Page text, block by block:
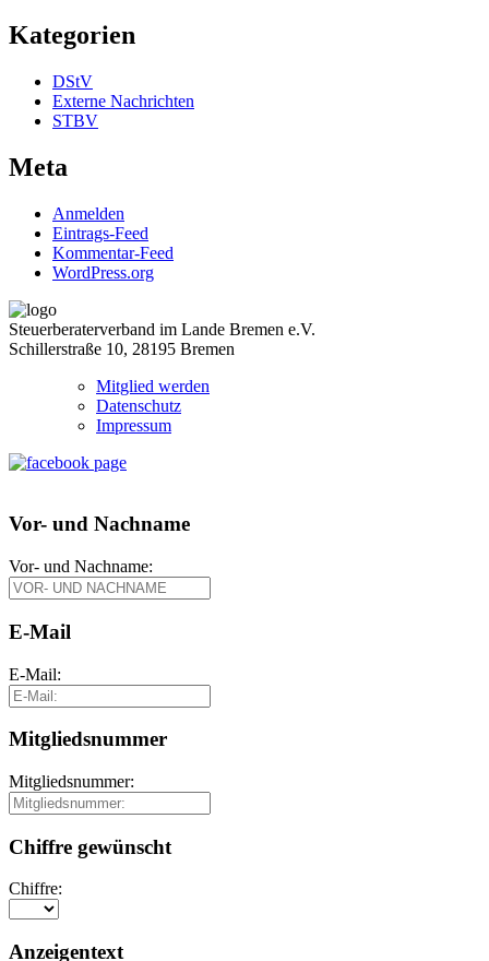
Kategorien
DStV
Externe Nachrichten
STBV
Meta
Anmelden
Eintrags-Feed
Kommentar-Feed
WordPress.org
Steuerberaterverband im Lande Bremen e.V.
Schillerstraße 10, 28195 Bremen
Mitglied werden
Datenschutz
Impressum
Vor- und Nachname
Vor- und Nachname:
E-Mail
E-Mail:
Mitgliedsnummer
Mitgliedsnummer:
Chiffre gewünscht
Chiffre:
Anzeigentext